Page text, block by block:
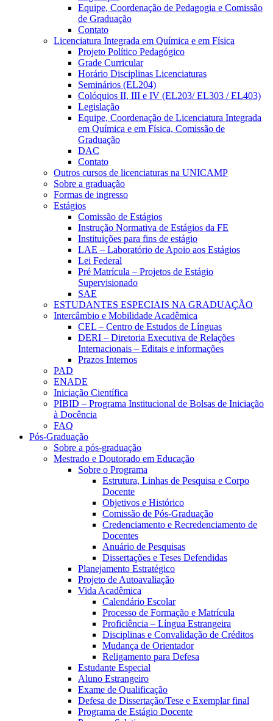
Equipe, Coordenação de Pedagogia e Comissão
de Graduação
Contato
Licenciatura Integrada em Química e em Física
Projeto Político Pedagógico
Grade Curricular
Horário Disciplinas Licenciaturas
Seminários (EL204)
Colóquios II, III e IV (EL203/ EL303 / EL403)
Legislação
Equipe, Coordenação de Licenciatura Integrada
em Química e em Física, Comissão de
Graduação
DAC
Contato
Outros cursos de licenciaturas na UNICAMP
Sobre a graduação
Formas de ingresso
Estágios
Comissão de Estágios
Instrução Normativa de Estágios da FE
Instituições para fins de estágio
LAE – Laboratório de Apoio aos Estágios
Lei Federal
Pré Matrícula – Projetos de Estágio
Supervisionado
SAE
ESTUDANTES ESPECIAIS NA GRADUAÇÃO
Intercâmbio e Mobilidade Acadêmica
CEL – Centro de Estudos de Línguas
DERI – Diretoria Executiva de Relações
Internacionais – Editais e informações
Prazos Internos
PAD
ENADE
Iniciação Científica
PIBID – Programa Institucional de Bolsas de Iniciação
à Docência
FAQ
Pós-Graduação
Sobre a pós-graduação
Mestrado e Doutorado em Educação
Sobre o Programa
Estrutura, Linhas de Pesquisa e Corpo
Docente
Objetivos e Histórico
Comissão de Pós-Graduação
Credenciamento e Recredenciamento de
Docentes
Anuário de Pesquisas
Dissertações e Teses Defendidas
Planejamento Estratégico
Projeto de Autoavaliação
Vida Acadêmica
Calendário Escolar
Processo de Formação e Matrícula
Proficiência – Língua Estrangeira
Disciplinas e Convalidação de Créditos
Mudança de Orientador
Religamento para Defesa
Estudante Especial
Aluno Estrangeiro
Exame de Qualificação
Defesa de Dissertação/Tese e Exemplar final
Programa de Estágio Docente